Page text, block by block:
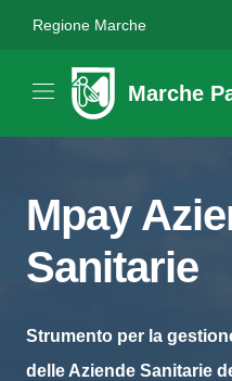
Regione Marche
Marche
Mpay
Sanitarie
Strumento per la
delle Aziende Sanitarie